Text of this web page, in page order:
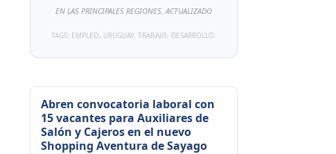
EN LAS PRINCIPALES REGIONES. ACTUALIZADO
TAGS: EMPLEO, URUGUAY, TRABAJO, DESARROLLO.
Abren convocatoria laboral con
15 vacantes para Auxiliares de
Salón y Cajeros en el nuevo
Shopping Aventura de Sayago